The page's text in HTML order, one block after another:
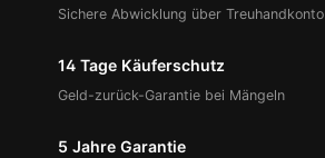
Sichere Abwicklung über Treuhandkonto
14 Tage Käuferschutz
Geld-zurück-Garantie bei Mängeln
5 Jahre Garantie